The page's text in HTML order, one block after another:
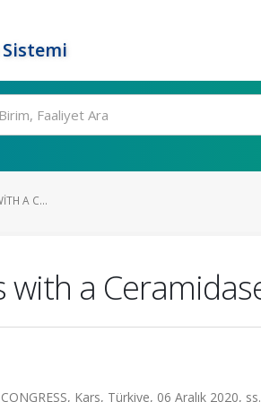
A C...
with a
Kars, Türkiye, 06 Aralık 2020,